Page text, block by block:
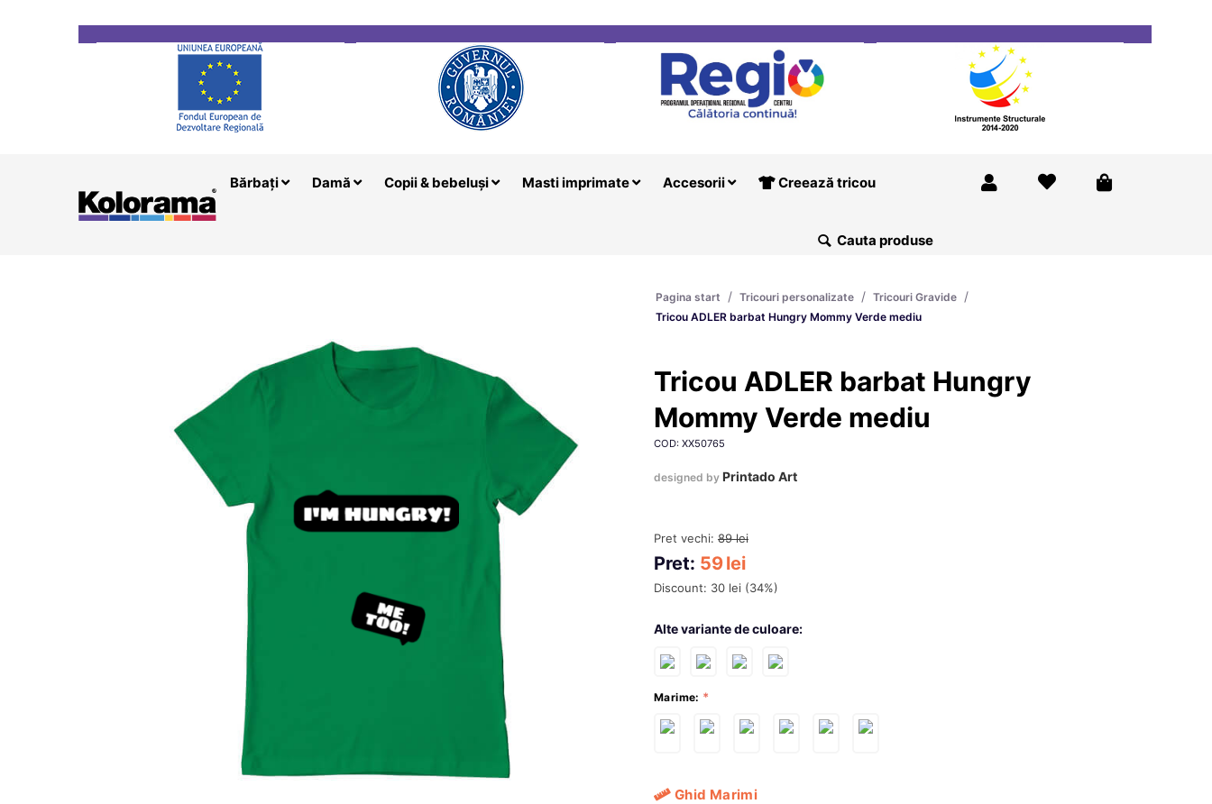
Bărbați Damă Copii & bebeluși Masti imprimate Accesorii Creează tricou
Pagina start / Tricouri personalizate / Tricouri Gravide /
Tricou ADLER barbat Hungry Mommy Verde mediu
Tricou ADLER barbat Hungry
Mommy Verde mediu
COD: XX50765
designed by Printado Art
Pret vechi: 89 lei
Pret: 59lei
Discount: 30lei (34%)
Alte variante de culoare:
Marime:
Ghid Marimi